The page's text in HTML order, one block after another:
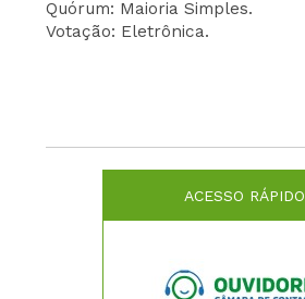
Quórum: Maioria Simples.
Votação: Eletrônica.
ACESSO RÁPIDO